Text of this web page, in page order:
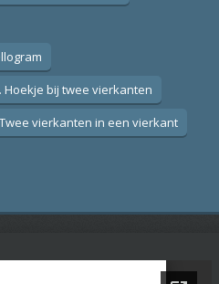
Hoekje bij twee vierkanten
vierkanten in een vierkant